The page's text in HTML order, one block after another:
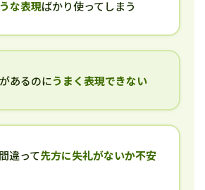
な表現ばかり使ってしまう
あるのにうまく表現できない
違って先方に失礼がないか不安